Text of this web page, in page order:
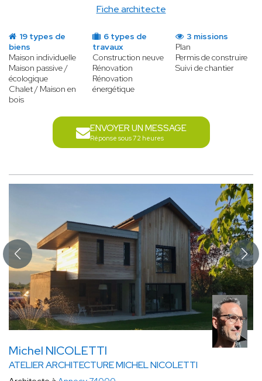
Fiche architecte
19 types de
biens
Maison individuelle
Maison passive /
écologique
Chalet / Maison en
bois
6 types de
travaux
Construction neuve
Rénovation
Rénovation
énergétique
3 missions
Plan
Permis de construire
Suivi de chantier
ENVOYER UN MESSAGE
Réponse sous 72 heures
Michel NICOLETTI
ATELIER ARCHITECTURE MICHEL NICOLETTI